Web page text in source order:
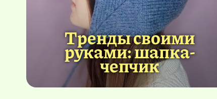
Тренды своими
руками: шапка-
чепчик